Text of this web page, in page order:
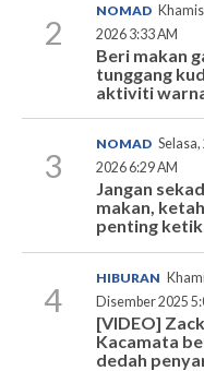
2
NOMAD
2026 3:33 AM
Beri makan
tunggang
aktiviti
3
NOMAD
2026 6:29 AM
Jangan
makan,
penting
4
HIBURAN
Disember 2025
[VIDEO]
Kacamata
dedah